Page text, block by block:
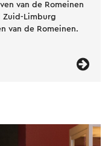
van de Romeinen
Zuid-Limburg
van de Romeinen.